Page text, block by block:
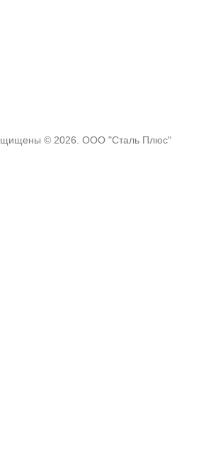
© 2026. ООО "Сталь Плюс"